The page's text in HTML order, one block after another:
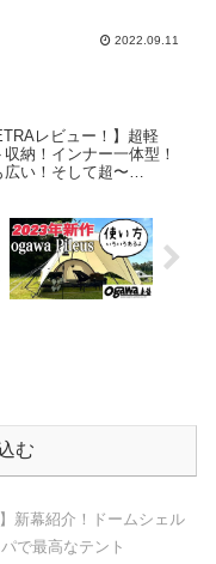
2022.09.11
レビュー！】超軽
納！インナー一体型！
い！そして超〜
む
】新幕紹介！ドームシェル
で最高なテント